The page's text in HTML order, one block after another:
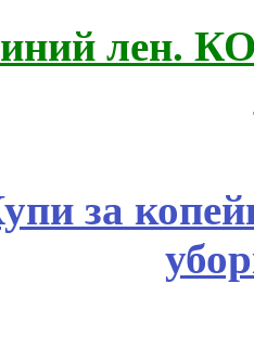
лен.
за